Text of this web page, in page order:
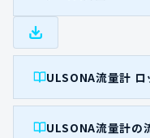
ULSONA流量計
ULSONA流量計